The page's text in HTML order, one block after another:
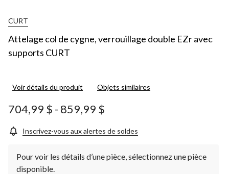
CURT
Attelage col de cygne, verrouillage double EZr avec
supports CURT
Voir détails du produit Objets similaires
704,99 $ - 859,99 $
Inscrivez-vous aux alertes de soldes
Pour voir les détails d’une pièce, sélectionnez une pièce
disponible.